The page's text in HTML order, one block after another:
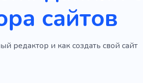
сайтов
редактор и как создать свой сайт